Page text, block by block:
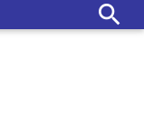
search